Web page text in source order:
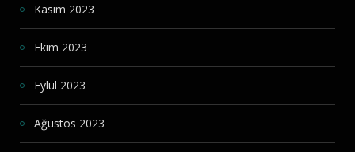
Kasım 2023
Ekim 2023
Eylül 2023
Ağustos 2023